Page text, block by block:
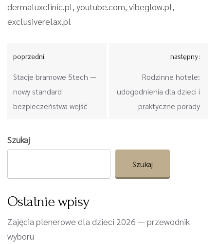
dermaluxclinic.pl, youtube.com, vibeglow.pl,
exclusiverelax.pl
Nawigacja
poprzedni:
Stacje bramowe 5tech —
nowy standard
bezpieczeństwa wejść
następny:
Rodzinne hotele:
udogodnienia dla dzieci i
praktyczne porady
Szukaj
Szukaj
Ostatnie wpisy
Zajęcia plenerowe dla dzieci 2026 — przewodnik
wyboru